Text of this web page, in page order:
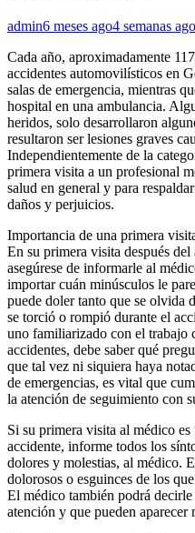
admin6 meses ago4 semanas ago
Cada año, aproximadamente
accidentes automovilísticos en
salas de emergencia, mientras
hospital en una ambulancia.
heridos, solo desarrollaron
resultaron ser lesiones graves
Independientemente de la
primera visita a un profesional
salud en general y para
daños y perjuicios.
Importancia de una primera
En su primera visita después
asegúrese de informarle al
importar cuán minúsculos le
puede doler tanto que se olvida
se torció o rompió durante el
uno familiarizado con el trabajo
accidentes, debe saber qué
que tal vez ni siquiera haya
de emergencias, es vital que
la atención de seguimiento con
Si su primera visita al médico es
accidente, informe todos los
dolores y molestias, al médico.
dolorosos o esguinces de los
El médico también podrá decirle
atención y que pueden aparecer